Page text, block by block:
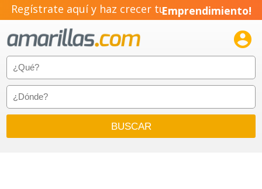
Regístrate aquí y haz crecer tuEmprendimiento!
